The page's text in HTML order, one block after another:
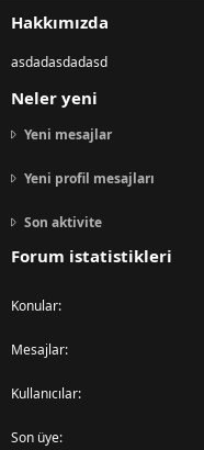
Hakkımızda
asdadasdadasd
Neler yeni
Yeni mesajlar
Yeni profil mesajları
Son aktivite
Forum istatistikleri
Konular
Mesajlar
Kullanıcılar
Son üye